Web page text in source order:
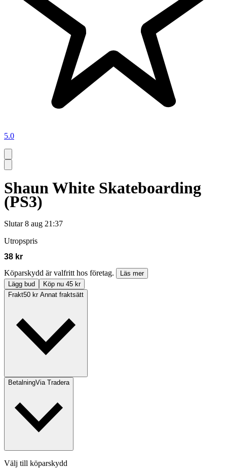
5.0
Shaun White Skateboarding
(PS3)
Slutar 8 aug 21:37
Utropspris
38 kr
Köparskydd är valfritt hos företag.
Läs mer
Lägg bud
Köp nu 45 kr
Frakt50 kr Annat fraktsätt
BetalningVia Tradera
Välj till köparskydd